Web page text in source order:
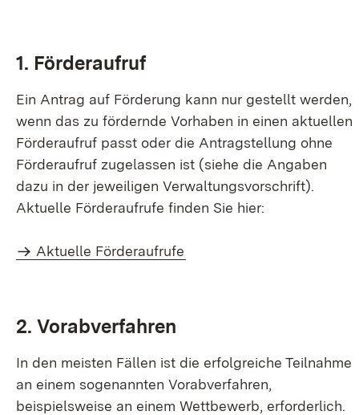
1. Förderaufruf
Ein Antrag auf Förderung kann nur gestellt werden,
wenn das zu fördernde Vorhaben in einen aktuellen
Förderaufruf passt oder die Antragstellung ohne
Förderaufruf zugelassen ist (siehe die Angaben
dazu in der jeweiligen Verwaltungsvorschrift).
Aktuelle Förderaufrufe finden Sie hier:
Aktuelle Förderaufrufe
2. Vorabverfahren
In den meisten Fällen ist die erfolgreiche Teilnahme
an einem sogenannten Vorabverfahren,
beispielsweise an einem Wettbewerb, erforderlich.